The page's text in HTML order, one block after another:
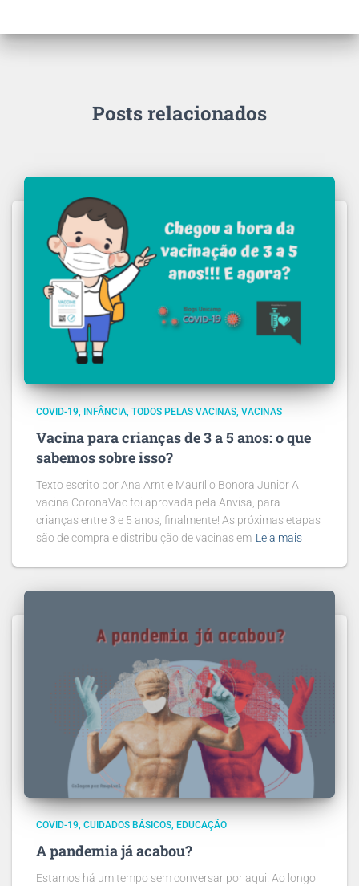
Posts relacionados
COVID-19 INFÂNCIA TODOS PELAS VACINAS VACINAS
Vacina para crianças de 3 a 5 anos: o que
sabemos sobre isso?
Texto escrito por Ana Arnt e Maurílio Bonora Junior A
vacina CoronaVac foi aprovada pela Anvisa, para
crianças entre 3 e 5 anos, finalmente! As próximas etapas
são de compra e distribuição de vacinas em Leia mais
COVID-19 CUIDADOS BÁSICOS EDUCAÇÃO
A pandemia já acabou?
Estamos há um tempo sem conversar por aqui. Ao longo